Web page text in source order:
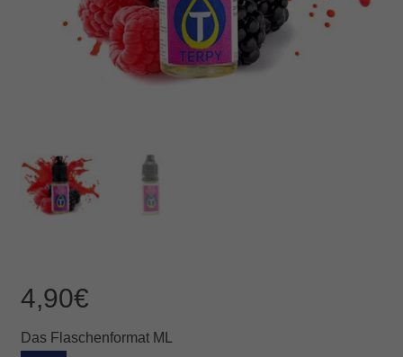
4,90€
Das Flaschenformat ML